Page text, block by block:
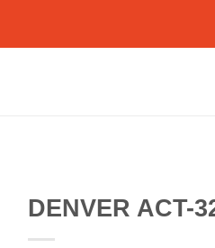
DENVER ACT-